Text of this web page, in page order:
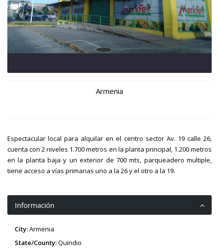
Armenia
Espectacular local para alquilar en el centro sector Av. 19 calle 26,
cuenta con 2 niveles 1.700 metros en la planta principal, 1.200 metros
en la planta baja y un exterior de 700 mts, parqueadero multiple,
tiene acceso a vías primarias uno a la 26 y el otro a la 19.
Información
City:Armenia
State/County:Quindio